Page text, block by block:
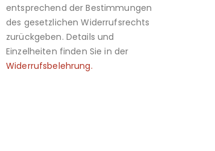
entsprechend der Bestimmungen
des gesetzlichen Widerrufsrechts
zurückgeben. Details und
Einzelheiten finden Sie in der
Widerrufsbelehrung.